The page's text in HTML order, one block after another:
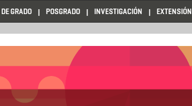
GRADO POSGRADO INVESTIGACIÓN EXTENSIÓN